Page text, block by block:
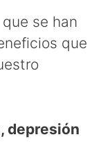
se han
que
depresión